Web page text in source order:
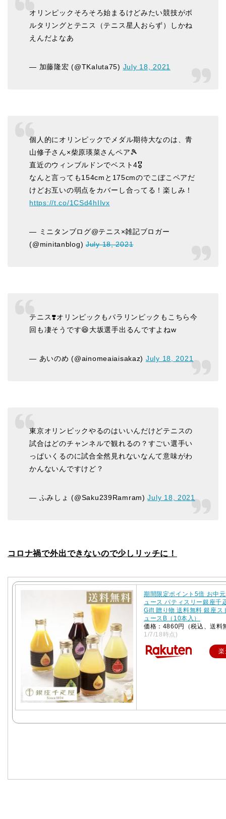
オリンピックそろそろ始まるけどみたい競技がボ
ルタリングとテニス（テニス星人おらず）しかね
えんだよなあ
— 加藤隆宏 (@TKaluta75) July 18, 2021
個人的にオリンピックでメダル期待大なのは、青
山修子さん×柴原瑛菜さんペア🎾
直近のウィンブルドンでベスト4🎖
なんと言っても154cmと175cmのでこぼこペアだ
けどお互いの弱点をカバーし合ってる！楽しみ！
https://t.co/1CSd4hIIvx
— ミニタンブログ@テニス×雑記ブロガー
(@minitanblog) July 18, 2021
テニス❣️オリンピックもパラリンピックもこちら今
回も凄そうです😆大坂選手出るんですよねw
— あいのめ (@ainomeaiaisakaz) July 18, 2021
東京オリンピックやるのはいいんだけどテニスの
試合はどのチャンネルで観れるの？すごい選手い
っぱいくるのに試合全然見れないなんて意味がわ
かんないんですけど？
— ふみしょ (@Saku239Ramram)July 18, 2021
コロナ禍で外出できないので少しリッチに！
期間限定ポイント5倍 お中
ュース パティスリー銀座千
Gift 贈り物 送料無料 銀座ス
ュースB（10本入）
価格：4860円（税込、送料
1/7/18時点)